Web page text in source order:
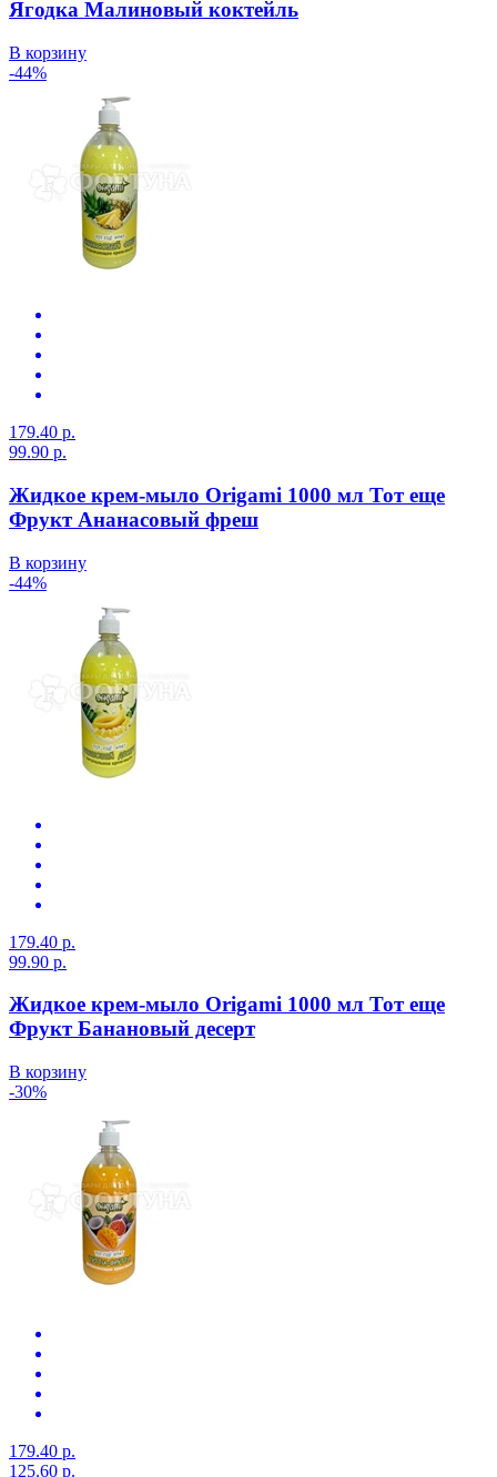
Ягодка Малиновый коктейль
В корзину
-44%
179.40 р.
99.90 р.
Жидкое крем-мыло Origami 1000 мл Тот еще
Фрукт Ананасовый фреш
В корзину
-44%
179.40 р.
99.90 р.
Жидкое крем-мыло Origami 1000 мл Тот еще
Фрукт Банановый десерт
В корзину
-30%
179.40 р.
125.60 р.